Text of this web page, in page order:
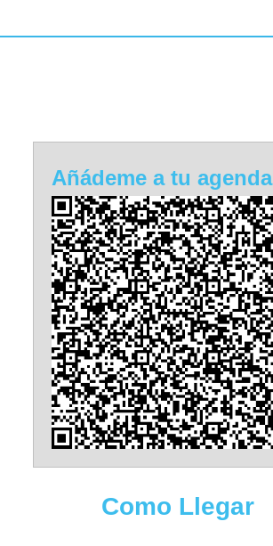
Añádeme a tu agenda
Como Llegar